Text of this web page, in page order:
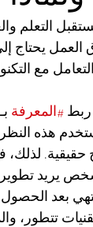
التعلم
العمل يحتاج
مع
ربط #المعرفة بـ
هذه
حقيقية.
يريد
بعد